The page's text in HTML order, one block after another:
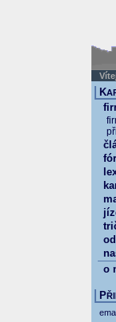
K
o
P